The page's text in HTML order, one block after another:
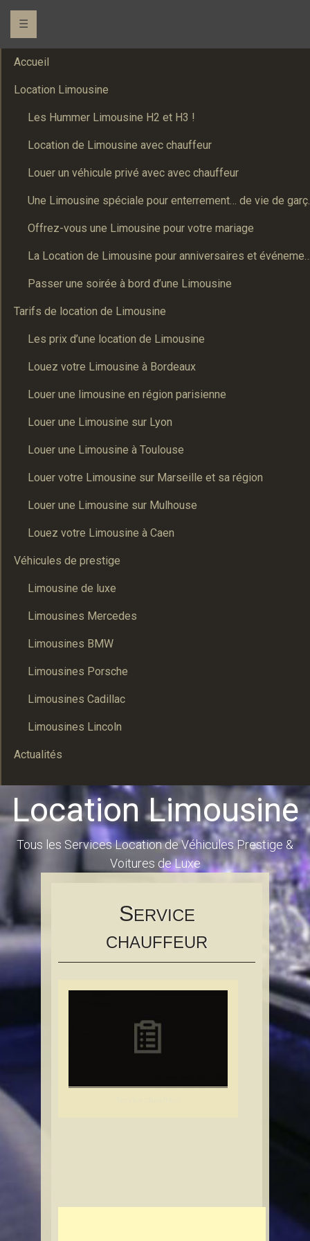
☰
Accueil
Location Limousine
Les Hummer Limousine H2 et H3 !
Location de Limousine avec chauffeur
Louer un véhicule privé avec avec chauffeur
Une
Offrez-vous une Limousine pour votre mariage
La Location de Limousine pour
Passer une soirée à bord d’une Limousine
Tarifs de location de Limousine
Les prix d’une location de Limousine
Louez votre Limousine à Bordeaux
Louer une limousine en région parisienne
Louer une Limousine sur Lyon
Louer une Limousine à Toulouse
Louer votre Limousine sur Marseille et sa région
Louer une Limousine sur Mulhouse
Louez votre Limousine à Caen
Véhicules de prestige
Limousine de luxe
Limousines Mercedes
Limousines BMW
Limousines Porsche
Limousines Cadillac
Limousines Lincoln
Actualités
Location Limousine
Tous les Services Location de Véhicules Prestige &
Voitures de Luxe
SERVICE
CHAUFFEUR